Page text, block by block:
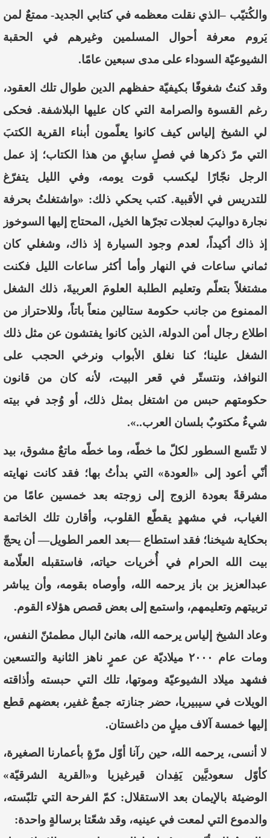
والكُتيّب –الذي نقلت معظمه في كتابي الجديد- ممتعٌ لمن
يَروم معرفة أحوال المسلمين وغيرهم في الحقبة
الشيوعيّة السوداء على مدى سبعين عامًا.
وقد كنتُ شغوفًا بكيفيّة حفظهم الدين طوال تلك العقود،
رغم القسوة والصرامة التي كان عليها البلاشفة. فحكى
لي الشيخ إلياس كيف كانوا يعلّمون أبناء القرية الكتبَ
التي مرّ ذكرها في فصلٍ سابقٍ من هذا الكتاب؛ إذ عمل
الرجل نجّارًا ليكسب قوت يومه، وفي الليل يتفرّغ
للتدريس في الأقبية. كتب يحكي ذلك: «واشتغلتُ بحرفة
نجارة دواليبَ لعجلات تجرّها الخيل، المحتاج إليها السوخوز
إذ ذاك أكيداً، لعدم وجود السيارة إذ ذاك، وشغلي كان
ثماني ساعات في النهار وأما أكثر ساعات الليل فكنت
مشتغلاً بتعلّم وتعليم الطلبة العلومَ العربيةَ، ذلك الشغل
الممنوع من جانب حكومة ستالين منعاً باتاً، وللاحتراز من
اطلاع رجال أمن الدولة، الذين كانوا يفتشون عن مثل ذلك
الشغل علينا؛ كنا نغلق الأبواب ونرخي الحجب على
النوافذ، ونتستّر في قعر البيت، لأنه كان من قانون
حكومتهم حبس من اشتغل بمثل ذلك، أو وُجد في بيته
شيءٌ مكتوبٌ بلسان العرب..».
لا تتّسع السطور لكلّ ما خطّه، وما خطّه ماتعٌ مشوق، بيد
أنّي أعود إلى «العودة» التي بدأتُ بها؛ فقد كانت نهايته
مشرقةً بعودة الزوج إلى زوجته بعد خمسين عامًا من
الغياب، في مشهدٍ يقطّع القلوب، وأقارن تلك الخاتمة
بحكاية شيخنا؛ فقد استطاع —بعد العمر الطويل— أن يحجّ
بيت الله الحرام في أُخريات حياته، فاستقبله العلّامة
عبدالعزيز بن باز يرحمه الله، وأوصاه بقومه، وأن يباشر
تربيتهم وتعليمهم، واستمع إلى بعض قصص هؤلاء القوم.
وعاد الشيخ إلياس يرحمه الله، هانئ البال مطمئنّ النفس،
ومات عام ٢٠٠٠ ميلاديّة عن عمرٍ ناهز الثانية والتسعين
فشهد ميلاد الشيوعيّة وموتها، تلك التي حبسته وأذاقته
الويلات في سيبيريا، حضر جنازته جمعٌ غفير، بعضهم قطع
إليها خمسة آلاف ميلٍ من داغستان.
لا أنسى، يرحمه الله، حين رآنا أوّل مرّةٍ بأعمارنا الصغيرة،
كأوّل سعوديَّين يَفِدان قيرغيزيا و«القرية الشرقيّة»
الوضيئة بالإيمان بعد الاستقلال: كمّ الفرحة التي تلبّسته،
والدموع التي لمعت في عينيه، وقد شعّتا برسالةٍ واحدة: